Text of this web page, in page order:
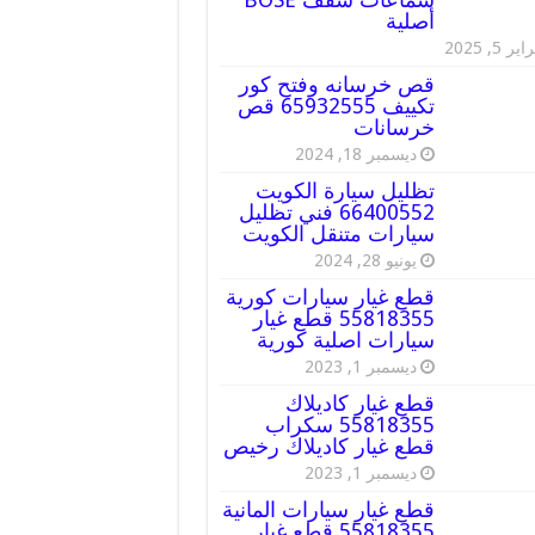
أصلية
5, 2025
قص خرسانه وفتح كور
تكييف 65932555 قص
خرسانات
ديسمبر 18, 2024
تظليل سيارة الكويت
66400552 فني تظليل
سيارات متنقل الكويت
يونيو 28, 2024
قطع غيار سيارات كورية
55818355 قطع غيار
سيارات اصلية كورية
ديسمبر 1, 2023
قطع غيار كاديلاك
55818355 سكراب
قطع غيار كاديلاك رخيص
ديسمبر 1, 2023
قطع غيار سيارات المانية